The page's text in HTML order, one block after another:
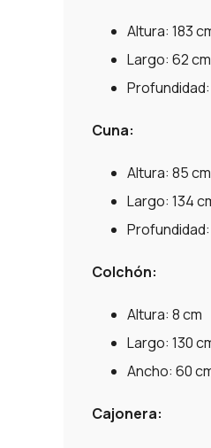
Altura: 183
Largo: 62 cm
Cuna:
Altura: 85 cm
Largo: 134
Colchón:
Altura: 8 cm
Largo: 130
Ancho: 60
Cajonera: